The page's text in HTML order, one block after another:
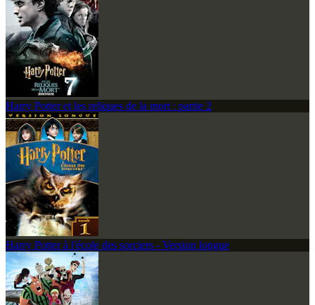
Harry Potter et les reliques de la mort : partie 2
Harry Potter à l'école des sorciers - Version longue